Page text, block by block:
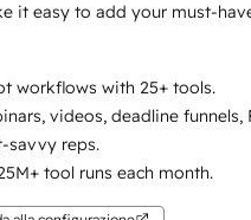
it easy to add your must-
workflows with 25+ tools.
videos, deadline
savvy reps.
tool runs each month.